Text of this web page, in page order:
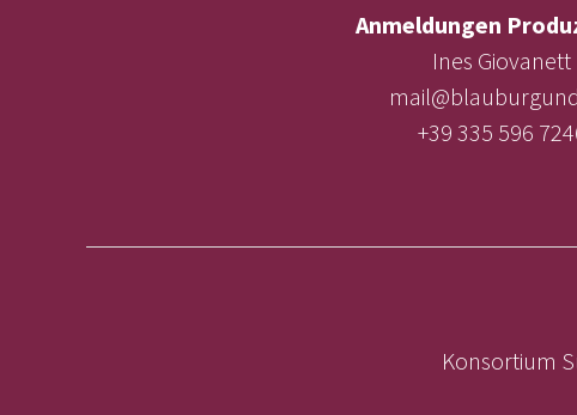
Anmeldungen
Ines Giovanett
+39 335 596
Konsortium